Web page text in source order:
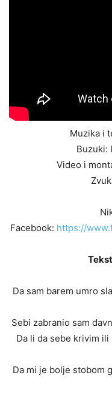
Muzika i
Buzuki:
Video i
Facebook: https://
Da sam barem umro
Sebi zabranio sam
Da li da sebe krivim
Da mi je bolje stobom